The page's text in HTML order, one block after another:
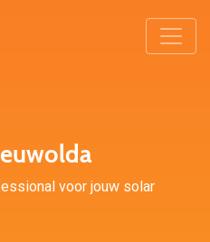
voor jouw solar